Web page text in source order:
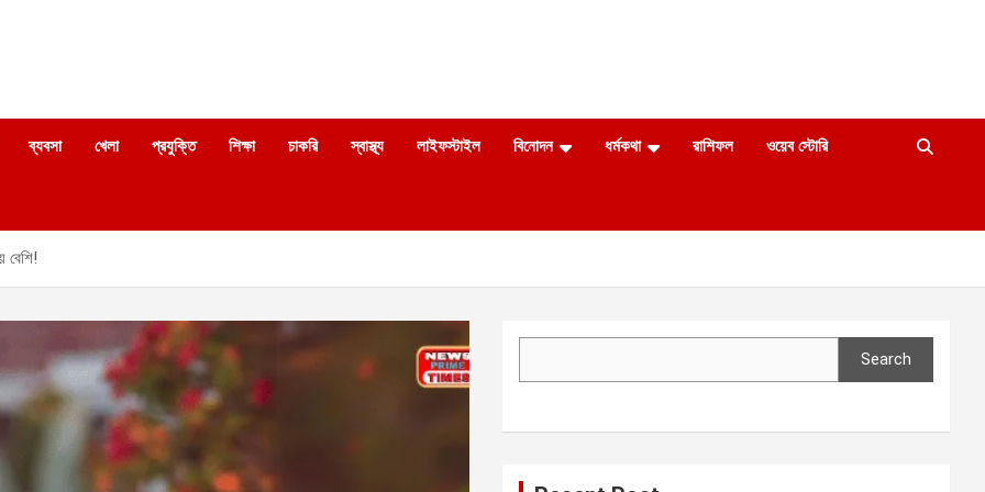
ব্যবসা খেলা প্রযুক্তি শিক্ষা চাকরি স্বাস্থ্য লাইফস্টাইল বিনোদন ধর্মকথা রাশিফল ওয়েব স্টোরি
বেশি!
Search